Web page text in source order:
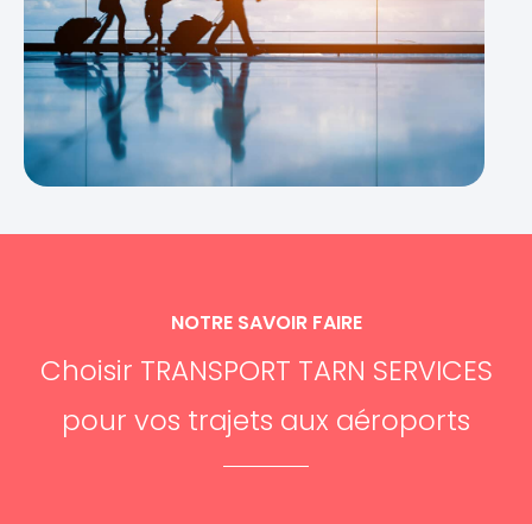
NOTRE SAVOIR FAIRE
Choisir TRANSPORT TARN SERVICES
pour vos trajets aux aéroports